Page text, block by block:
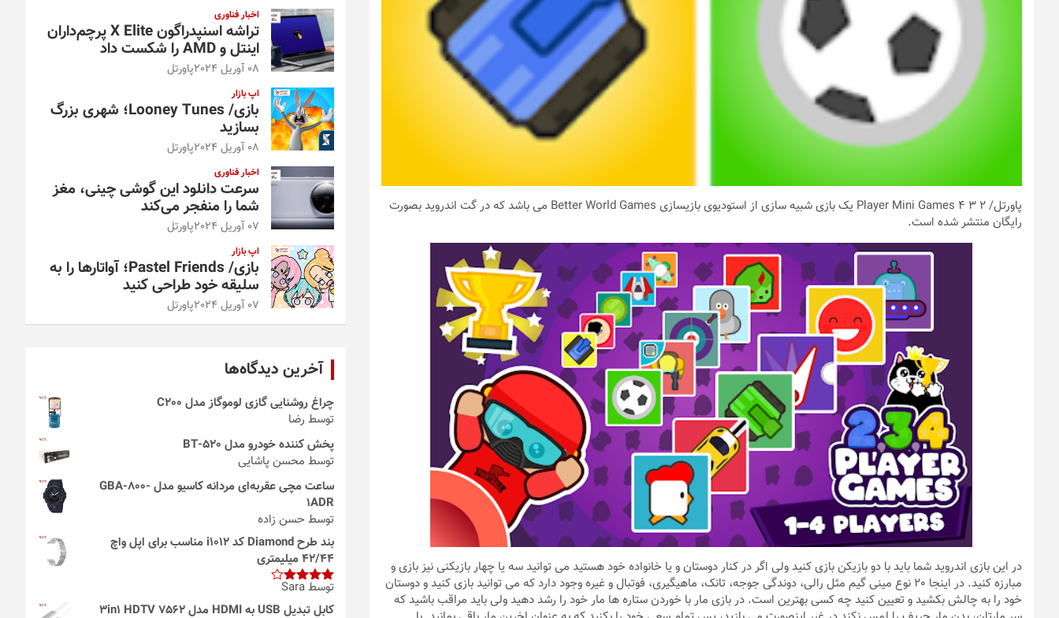
پاورتل
/ 2 3 4 Player Mini Games یک بازی شبیه سازی از استودیوی بازیسازی Better World Games می باشد که در گت اندروید بصورت
رایگان منتشر شده است.
در این بازی اندروید شما باید با دو بازیکن بازی کنید ولی اگر در کنار دوستان و یا خانواده خود هستید می توانید سه یا چهار بازیکنی نیز بازی و
مبارزه کنید. در اینجا 20 نوع مینی گیم مثل رالی، دوندگی جوجه، تانک، ماهیگیری، فوتبال و غیره وجود دارد که می توانید بازی کنید و دوستان
خود را به چالش بکشید و تعیین کنید چه کسی بهترین است. در بازی مار با خوردن ستاره ها مار خود را رشد دهید ولی باید مراقب باشید که
اخبار فناوری
تراشه اسنپدراگون X Elite پرچم‌داران
اینتل و AMD را شکست داد
08 آوریل 2024 پاورتل
اپ بازار
بازی/ Looney Tunes؛ شهری بزرگ
بسازید
08 آوریل 2024 پاورتل
اخبار فناوری
سرعت دانلود این گوشی چینی، مغز
شما را منفجر می‌کند
07 آوریل 2024 پاورتل
اپ بازار
بازی/ Pastel Friends؛ آواتارها را به
سلیقه خود طراحی کنید
07 آوریل 2024 پاورتل
آخرین دیدگاه‌ها
چراغ روشنایی گازی لوموگاز مدل C200
توسط رضا
پخش کننده خودرو مدل 520-BT
توسط محسن پاشایی
ساعت مچی عقربه‌ای مردانه کاسیو مدل GBA-800-
1ADR
توسط حسن زاده
بند طرح Diamond کد i1012 مناسب برای اپل واچ
42/44 میلیمتری
امتیاز4
از 5
توسط Sara
کابل تبدیل USB به HDMI مدل 3in1 HDTV 7562